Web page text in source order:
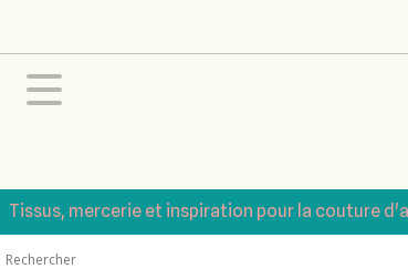
Tissus, mercerie et inspiration pour la couture